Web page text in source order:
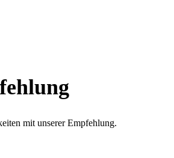
mit unserer Empfehlung.